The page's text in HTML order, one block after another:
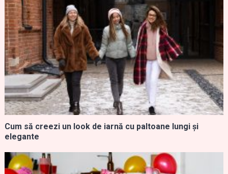
Cum să creezi un look de iarnă cu paltoane lungi și
elegante